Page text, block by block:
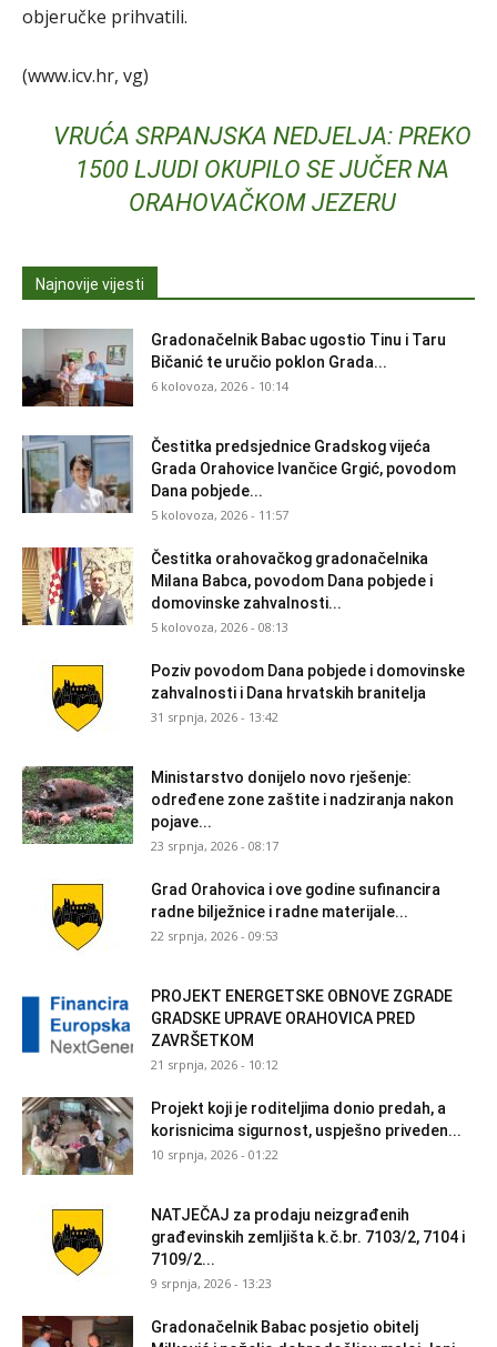
objeručke prihvatili.
(www.icv.hr, vg)
VRUĆA SRPANJSKA NEDJELJA: PREKO
1500 LJUDI OKUPILO SE JUČER NA
ORAHOVAČKOM JEZERU
Najnovije vijesti
Gradonačelnik Babac ugostio Tinu i Taru
Bičanić te uručio poklon Grada...
6 kolovoza, 2026 - 10:14
Čestitka predsjednice Gradskog vijeća
Grada Orahovice Ivančice Grgić, povodom
Dana pobjede...
5 kolovoza, 2026 - 11:57
Čestitka orahovačkog gradonačelnika
Milana Babca, povodom Dana pobjede i
domovinske zahvalnosti...
5 kolovoza, 2026 - 08:13
Poziv povodom Dana pobjede i domovinske
zahvalnosti i Dana hrvatskih branitelja
31 srpnja, 2026 - 13:42
Ministarstvo donijelo novo rješenje:
određene zone zaštite i nadziranja nakon
pojave...
23 srpnja, 2026 - 08:17
Grad Orahovica i ove godine sufinancira
radne bilježnice i radne materijale...
22 srpnja, 2026 - 09:53
PROJEKT ENERGETSKE OBNOVE ZGRADE
GRADSKE UPRAVE ORAHOVICA PRED
ZAVRŠETKOM
21 srpnja, 2026 - 10:12
Projekt koji je roditeljima donio predah, a
korisnicima sigurnost, uspješno priveden...
10 srpnja, 2026 - 01:22
NATJEČAJ za prodaju neizgrađenih
građevinskih zemljišta k.č.br. 7103/2, 7104 i
7109/2...
9 srpnja, 2026 - 13:23
Gradonačelnik Babac posjetio obitelj